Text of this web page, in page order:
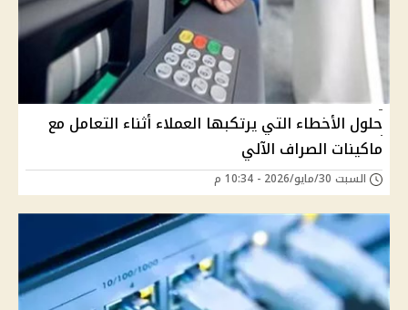
حلول الأخطاء التي يرتكبها العملاء أثناء التعامل مع
ماكينات الصراف الآلي
السبت 30/مايو/2026 - 10:34 م